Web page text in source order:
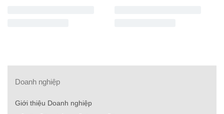
Doanh nghiệp
Giới thiệu Doanh nghiệp